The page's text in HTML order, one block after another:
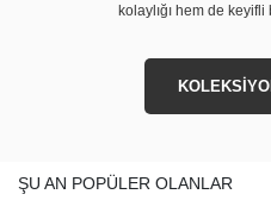
kolaylığı hem de
ŞU AN POPÜLER OLANLAR